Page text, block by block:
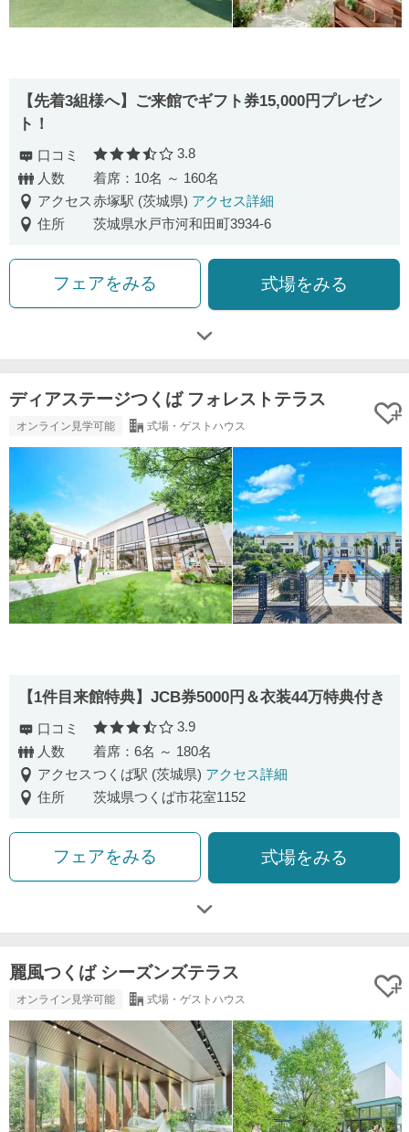
【先着3組様へ】ご来館でギフト券15,000円プレゼン
ト！
口コミ 口コミ評価
3.8
人数
着席：10名 ～ 160名
アクセス赤塚駅 (茨城県) アクセス詳細
住所
茨城県水戸市河和田町3934-6
フェアをみる 式場をみる
ディアステージつくば フォレストテラス
オンライン見学可能 式場・ゲストハウス
【1件目来館特典】JCB券5000円＆衣装44万特典付き
口コミ 口コミ評価
3.9
人数
着席：6名 ～ 180名
アクセスつくば駅 (茨城県) アクセス詳細
住所
茨城県つくば市花室1152
フェアをみる 式場をみる
麗風つくば シーズンズテラス
オンライン見学可能 式場・ゲストハウス